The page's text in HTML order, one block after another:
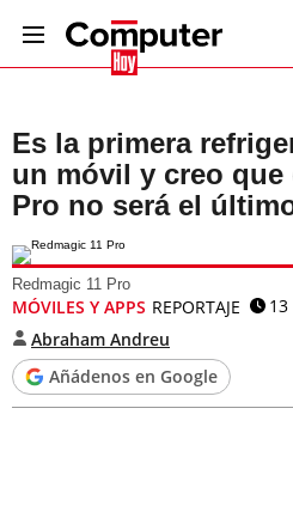
Es la primera
un móvil y creo que
Pro no será el
Redmagic 11 Pro
MÓVILES Y APPS REPORTAJE
Abraham Andreu
Añádenos en Google